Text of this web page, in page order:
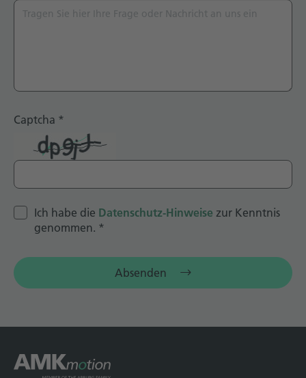
Captcha *
Ich habe die Datenschutz-Hinweise zur Kenntnis
genommen. *
Absenden